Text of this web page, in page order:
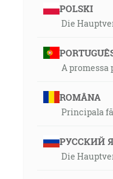
POLSKI
Die
A promessa
ROMÂNA
Principala
РУССКИЙ
Die